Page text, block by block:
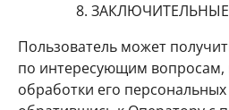
8.
Пользователь может
по интересующим
обработки его